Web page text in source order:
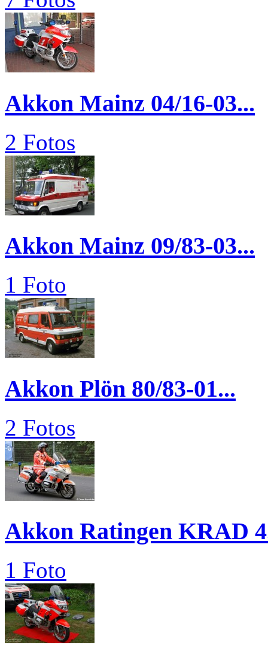
Akkon Mainz 04/16-03...
2 Fotos
Akkon Mainz 09/83-03...
1 Foto
Akkon Plön 80/83-01...
2 Fotos
Akkon Ratingen KRAD
1 Foto